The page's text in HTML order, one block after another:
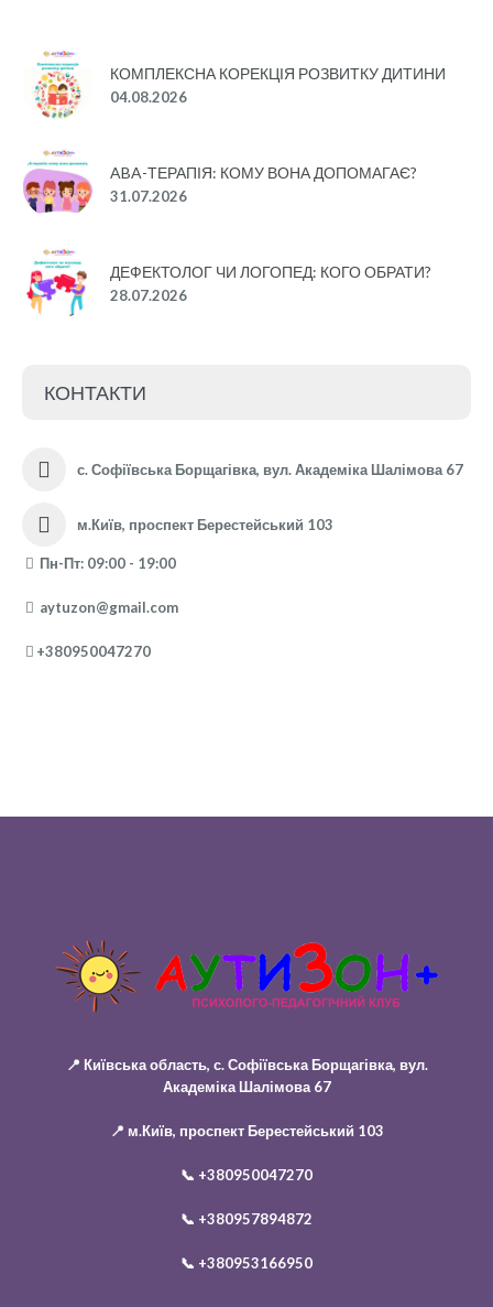
КОМПЛЕКСНА КОРЕКЦІЯ РОЗВИТКУ ДИТИНИ
04.08.2026
ABA-ТЕРАПІЯ: КОМУ ВОНА ДОПОМАГАЄ?
31.07.2026
ДЕФЕКТОЛОГ ЧИ ЛОГОПЕД: КОГО ОБРАТИ?
28.07.2026
КОНТАКТИ
с. Софіївська Борщагівка, вул. Академіка Шалімова 67
м.Київ, проспект Берестейський 103
Пн-Пт: 09:00 - 19:00
aytuzon@gmail.com
+380950047270
📍 Київська область, с. Софіївська Борщагівка, вул.
Академіка Шалімова 67
📍 м.Київ, проспект Берестейський 103
📞 +380950047270
📞 +380957894872
📞 +380953166950